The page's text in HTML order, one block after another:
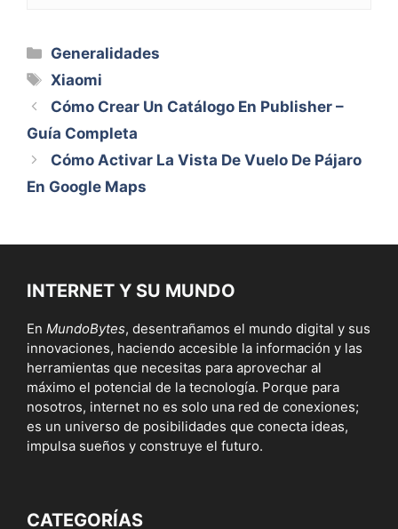
Categorías
Generalidades
Etiquetas
Xiaomi
Cómo Crear Un Catálogo En Publisher –
Guía Completa
Cómo Activar La Vista De Vuelo De Pájaro
En Google Maps
INTERNET Y SU MUNDO
En MundoBytes, desentrañamos el mundo digital y sus
innovaciones, haciendo accesible la información y las
herramientas que necesitas para aprovechar al
máximo el potencial de la tecnología. Porque para
nosotros, internet no es solo una red de conexiones;
es un universo de posibilidades que conecta ideas,
impulsa sueños y construye el futuro.
CATEGORÍAS